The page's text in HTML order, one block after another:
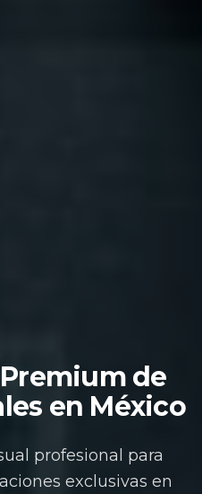
de
en México
profesional para
exclusivas en